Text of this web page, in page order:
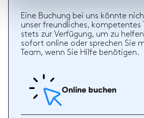
Eine Buchung bei uns könnte
unser freundliches, kompetentes
stets zur Verfügung, um zu
sofort online oder sprechen Sie
Team, wenn Sie Hilfe benötigen.
Online buchen